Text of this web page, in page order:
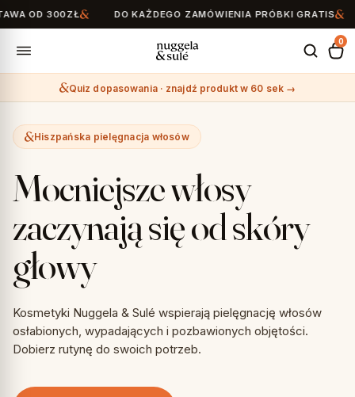
DO KAŻDEGO ZAMÓWIENIA PRÓBKI GRATIS
0
Quiz dopasowania · znajdź produkt w 60 sek →
for:
Hiszpańska pielęgnacja włosów
Mocniejsze włosy
zaczynają się od skóry
głowy
Kosmetyki Nuggela & Sulé wspierają pielęgnację włosów
osłabionych, wypadających i pozbawionych objętości.
Dobierz rutynę do swoich potrzeb.